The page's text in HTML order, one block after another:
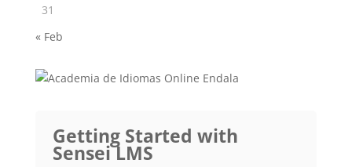
31
« Feb
Getting Started with
Sensei LMS